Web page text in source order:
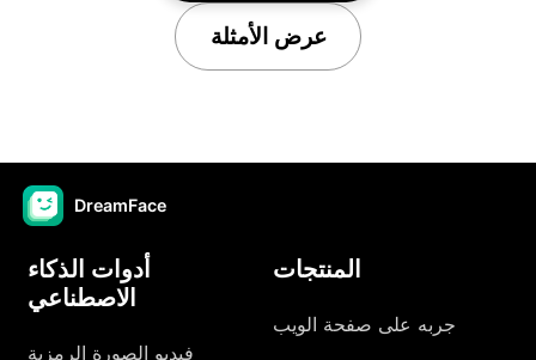
عرض الأمثلة
DreamFace
أدوات الذكاء
الاصطناعي
فيديو الصورة الرمزية
المنتجات
جربه على صفحة الويب